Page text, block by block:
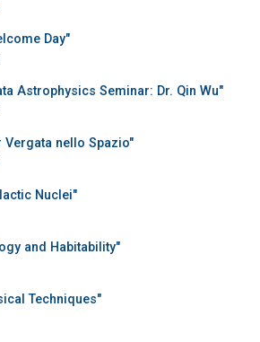
Day"
Astrophysics Seminar: Dr. Qin Wu"
Vergata nello Spazio"
Nuclei"
and Habitability"
Techniques"